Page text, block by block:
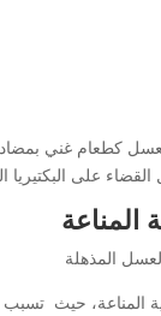
كطعام غني
على
المناعة
المناعة، حيث تسبب